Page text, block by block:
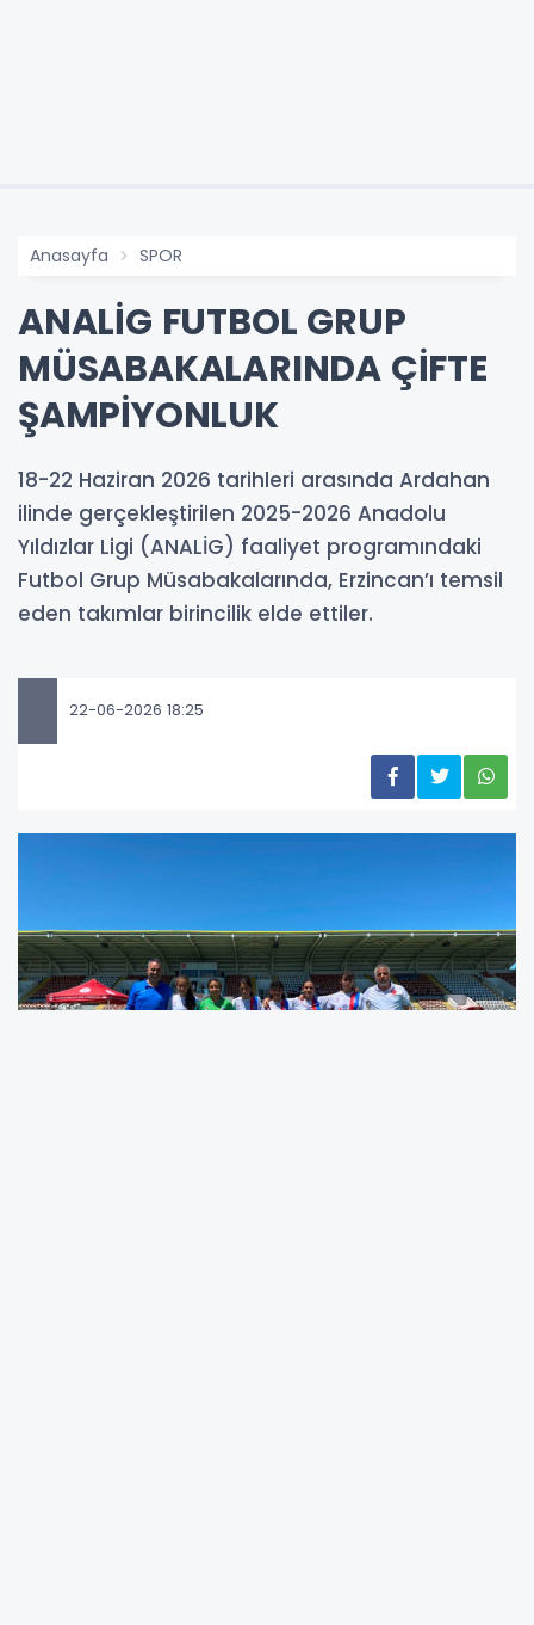
Anasayfa SPOR
ANALİG FUTBOL GRUP
MÜSABAKALARINDA ÇİFTE
ŞAMPİYONLUK
18-22 Haziran 2026 tarihleri arasında Ardahan
ilinde gerçekleştirilen 2025-2026 Anadolu
Yıldızlar Ligi (ANALİG) faaliyet programındaki
Futbol Grup Müsabakalarında, Erzincan’ı temsil
eden takımlar birincilik elde ettiler.
22-06-2026 18:25